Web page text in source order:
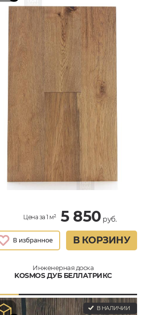
Цена за 1 м² 5 850руб.
В КОРЗИНУ
Инженерная доска
KOSMOS ДУБ БЕЛЛАТРИКС
В НАЛИЧИИ